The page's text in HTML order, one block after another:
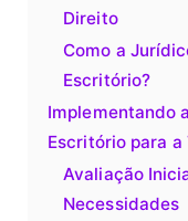
Direito
Como a
Escritório?
Implementando
Escritório para
Avaliação
Necessidades